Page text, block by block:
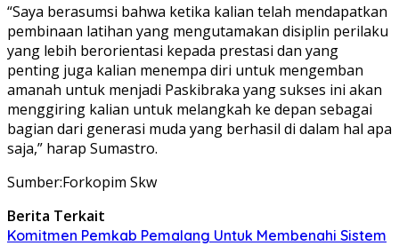
“Saya berasumsi bahwa ketika kalian telah mendapatkan
pembinaan latihan yang mengutamakan disiplin perilaku
yang lebih berorientasi kepada prestasi dan yang
penting juga kalian menempa diri untuk mengemban
amanah untuk menjadi Paskibraka yang sukses ini akan
menggiring kalian untuk melangkah ke depan sebagai
bagian dari generasi muda yang berhasil di dalam hal apa
saja,” harap Sumastro.
Sumber:Forkopim Skw
Berita Terkait
Komitmen Pemkab Pemalang Untuk Membenahi Sistem